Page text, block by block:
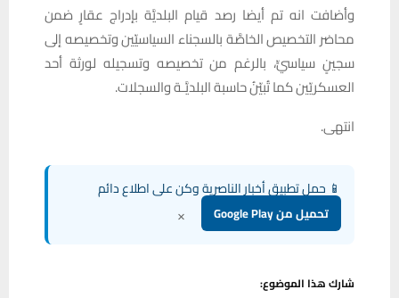
وأضافت انه تم أيضا رصد قيام البلديَّة بإدراج عقارٍ ضمن
محاضر التخصيص الخاصَّة بالسجناء السياسيّين وتخصيصه إلى
سجينٍ سياسيٍّ، بالرغم من تخصيصه وتسجيله لورثة أحد
العسكريّين كما تُبيّنُ حاسبة البلديَّـة والسجلات.
انتهى.
📱 حمل تطبيق أخبار الناصرية وكن على اطلاع دائم
تحميل من Google Play ×
شارك هذا الموضوع: